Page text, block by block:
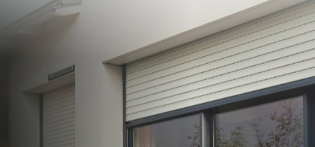
Distributeur en volets
roulants Delta Dore
Héric
Artisan, Menuisier, TPE ou PME proche de Héric